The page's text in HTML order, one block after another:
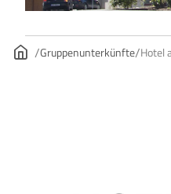
Gruppenunterkünfte Hotel